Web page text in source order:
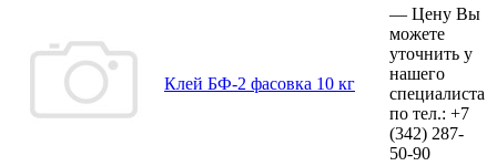
Клей БФ-2 фасовка 10 кг
— Цену Вы
можете
уточнить у
нашего
специалиста
по тел.: +7
(342) 287-
50-90